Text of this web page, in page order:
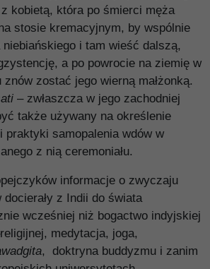
kobietą, która po śmierci męża
stosie kremacyjnym, by wspólnie
i tam wieść dalszą,
a po powrocie na ziemię w
zostać jego wierną małżonką.
– zwłaszcza w jego zachodniej
także używany na określenie
praktyki samopalenia wdów w
z nią ceremoniału.
informacje o zwyczaju
docierały z Indii do świata
wcześniej niż bogactwo indyjskiej
medytacja, joga,
, doktryna buddyzmu i zanim